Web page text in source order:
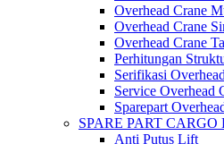
Overhead Crane
Overhead Crane
Overhead Crane
Perhitungan
Serifikasi
Service Overhead
Sparepart
SPARE PART CARGO
Anti Putus Lift